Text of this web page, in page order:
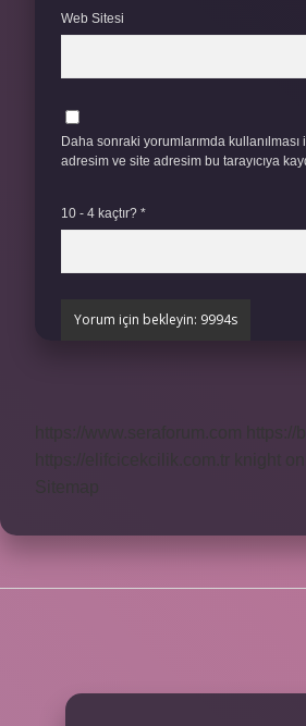
Web Sitesi
Daha sonraki yorumlarımda kullanılması
adresim ve site adresim bu tarayıcıya
10 - 4 kaçtır? *